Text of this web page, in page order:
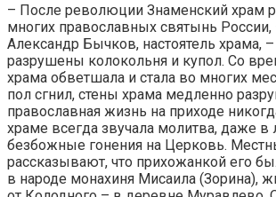
– После революции Знаменский храм
многих православных святынь России,
Александр Бычков, настоятель храма,
разрушены колокольня и купол. Со
храма обветшала и стала во многих
пол сгнил, стены храма медленно
православная жизнь на приходе
храме всегда звучала молитва, даже
безбожные гонения на Церковь.
рассказывают, что прихожанкой его
в народе монахиня Мисаила (Зорина),